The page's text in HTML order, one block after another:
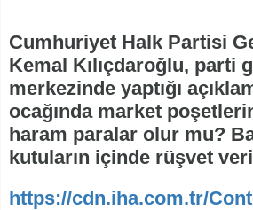
Cumhuriyet Halk Partisi
Kemal Kılıçdaroğlu, parti
merkezinde yaptığı
ocağında market
haram paralar olur mu?
kutuların içinde rüşvet
https://cdn.iha.com.tr/